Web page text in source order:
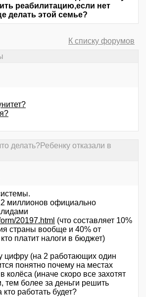
реабилитацию,если нет
делать этой семье?
К списку форумов
делать?Ребенку отказали в
миллионов официально
20197.html (что составляет 10%
страны вообще и 40% от
платит налоги в бюджет)
цифру (на 2 работающих один
понятно почему на местах
колёса (иначе скоро все захотят
тем более за деньги решить
работать будет?